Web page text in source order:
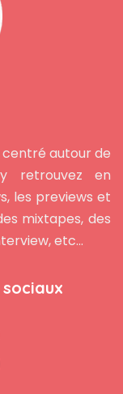
centré autour de
retrouvez en
les previews et
mixtapes, des
etc...